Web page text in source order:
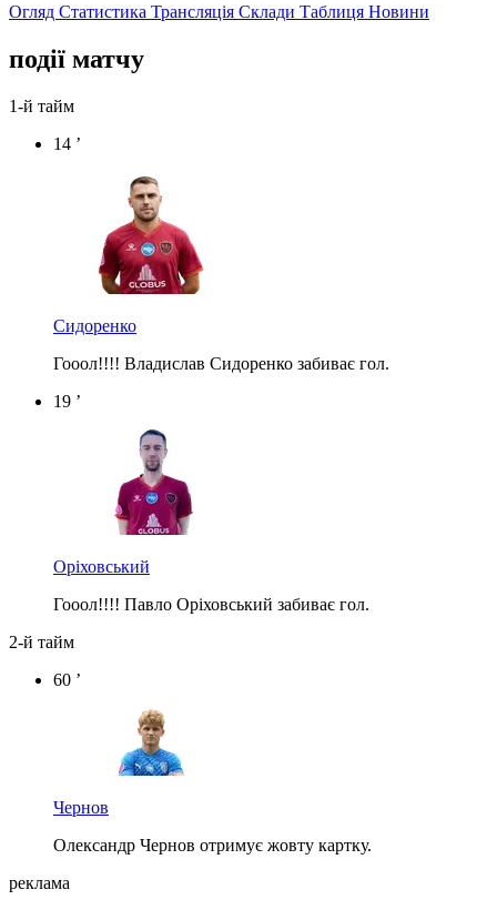
Огляд Статистика Трансляція Склади Таблиця Новини
події матчу
1-й тайм
14 ’
Сидоренко
Гооол!!!! Владислав Сидоренко забиває гол.
19 ’
Оріховський
Гооол!!!! Павло Оріховський забиває гол.
2-й тайм
60 ’
Чернов
Олександр Чернов отримує жовту картку.
реклама